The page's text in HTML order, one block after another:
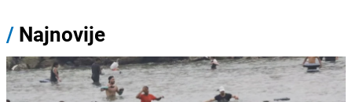
/ Najnovije